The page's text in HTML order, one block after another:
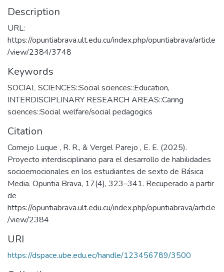
Description
URL:
https://opuntiabrava.ult.edu.cu/index.php/opuntiabrava/article
/view/2384/3748
Keywords
SOCIAL SCIENCES::Social sciences::Education,
INTERDISCIPLINARY RESEARCH AREAS::Caring
sciences::Social welfare/social pedagogics
Citation
Cornejo Luque , R. R., & Vergel Parejo , E. E. (2025).
Proyecto interdisciplinario para el desarrollo de habilidades
socioemocionales en los estudiantes de sexto de Básica
Media. Opuntia Brava, 17(4), 323–341. Recuperado a partir
de
https://opuntiabrava.ult.edu.cu/index.php/opuntiabrava/article
/view/2384
URI
https://dspace.ube.edu.ec/handle/123456789/3500